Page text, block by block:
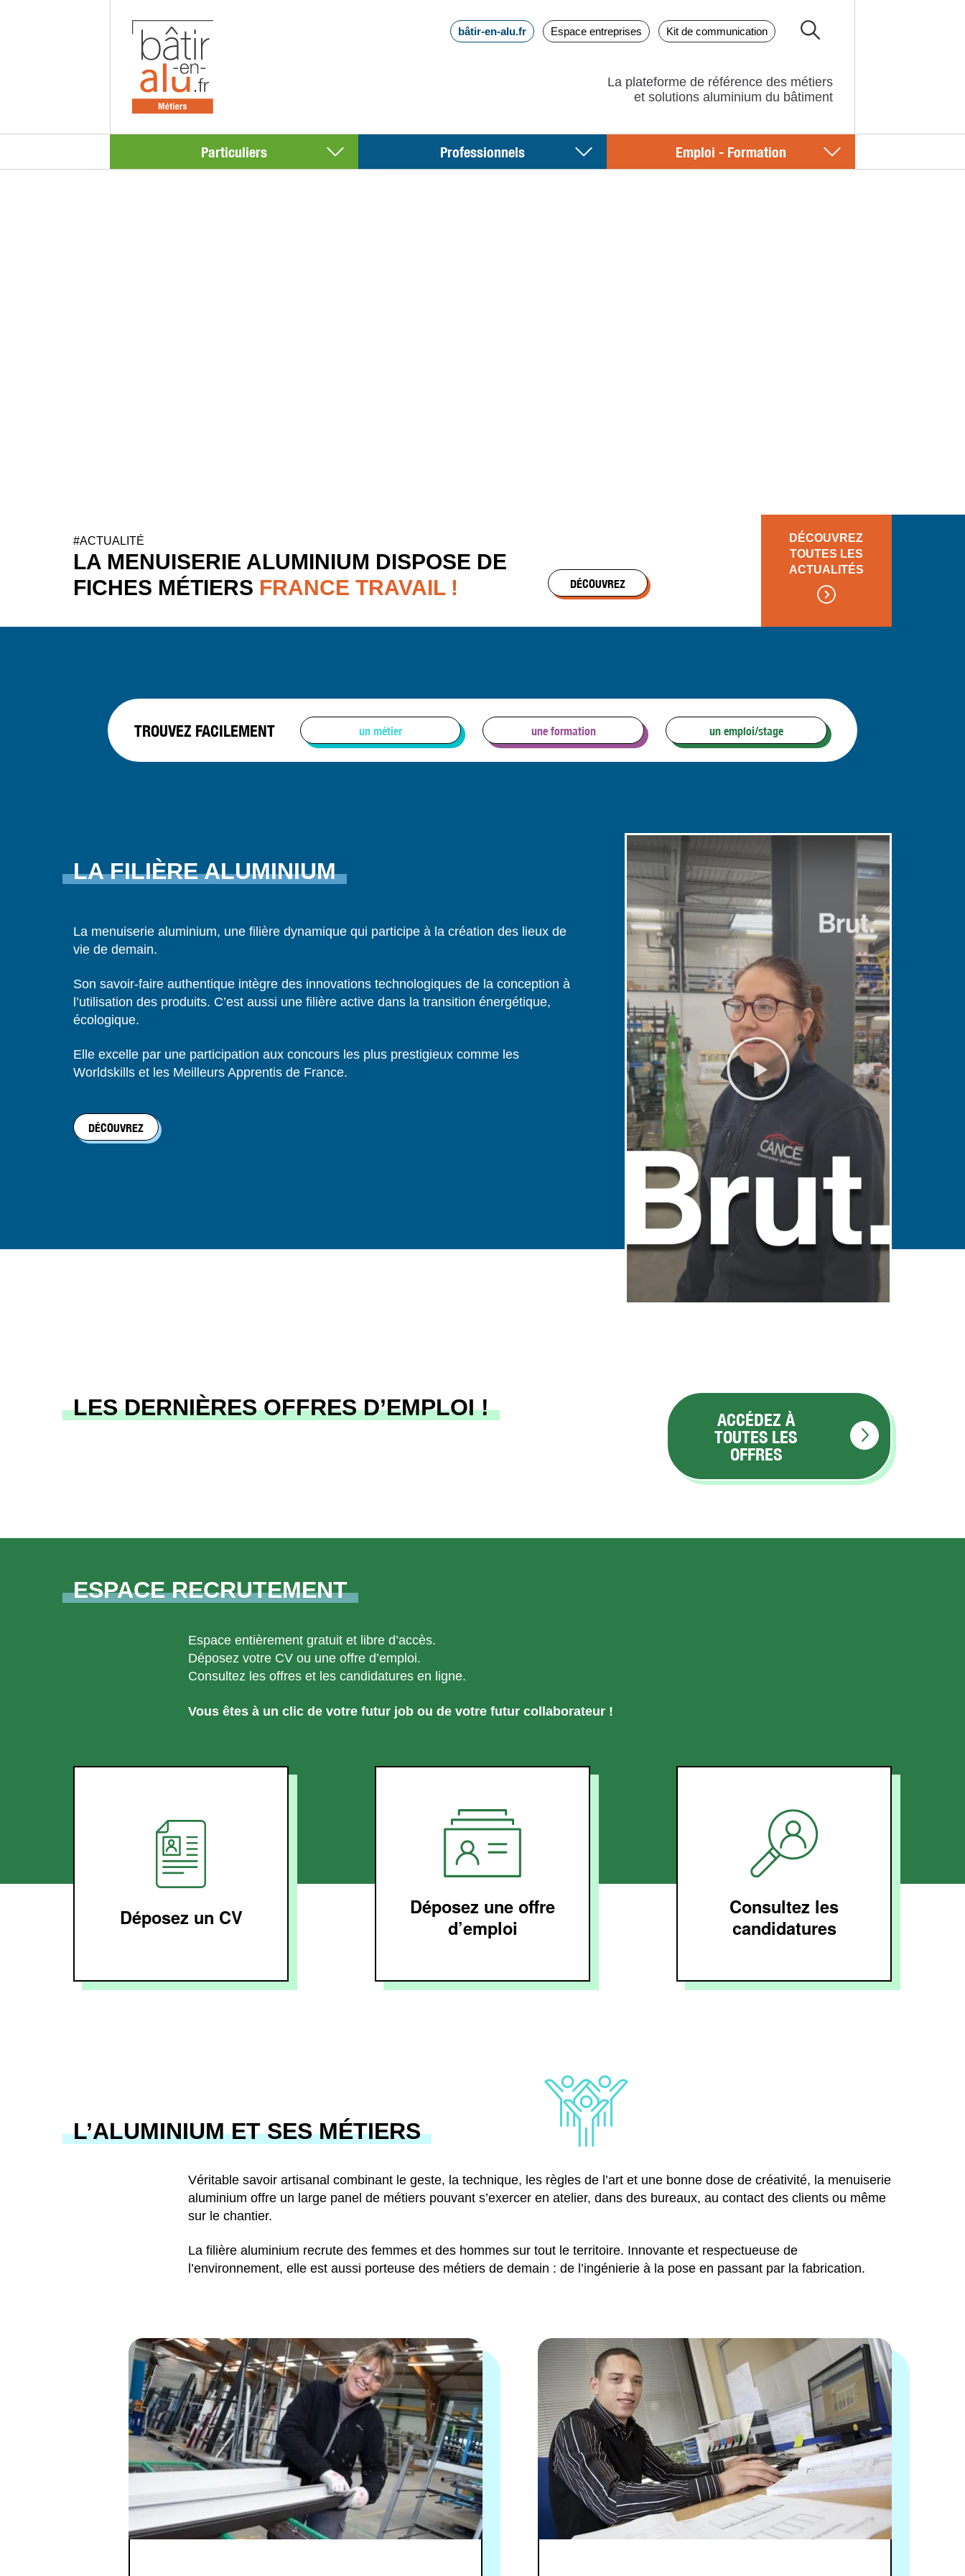
bâtir-en-alu.fr Espace entreprises Kit de communication
La plateforme de référence des métiers
et solutions aluminium du bâtiment
Particuliers Professionnels Emploi - Formation
#ACTUALITÉ
LA MENUISERIE ALUMINIUM DISPOSE DE
FICHES MÉTIERS FRANCE TRAVAIL ! DÉCOUVREZ
DÉCOUVREZ
TOUTES LES
ACTUALITÉS
TROUVEZ FACILEMENT un métier une formation un emploi/stage
LA FILIÈRE ALUMINIUM
La menuiserie aluminium, une filière dynamique qui participe à la création des lieux de
vie de demain.
Son savoir-faire authentique intègre des innovations technologiques de la conception à
l’utilisation des produits. C’est aussi une filière active dans la transition énergétique,
écologique.
Elle excelle par une participation aux concours les plus prestigieux comme les
Worldskills et les Meilleurs Apprentis de France.
DÉCOUVREZ
LES DERNIÈRES OFFRES D’EMPLOI ! ACCÉDEZ À
TOUTES LES
OFFRES
ESPACE RECRUTEMENT
Espace entièrement gratuit et libre d’accès.
Déposez votre CV ou une offre d’emploi.
Consultez les offres et les candidatures en ligne.
Vous êtes à un clic de votre futur job ou de votre futur collaborateur !
Déposez un CV
Déposez une offre
d’emploi
Consultez les
candidatures
L’ALUMINIUM ET SES MÉTIERS
Véritable savoir artisanal combinant le geste, la technique, les règles de l’art et une bonne dose de créativité, la menuiserie
aluminium offre un large panel de métiers pouvant s’exercer en atelier, dans des bureaux, au contact des clients ou même
sur le chantier.
La filière aluminium recrute des femmes et des hommes sur tout le territoire. Innovante et respectueuse de
l’environnement, elle est aussi porteuse des métiers de demain : de l’ingénierie à la pose en passant par la fabrication.